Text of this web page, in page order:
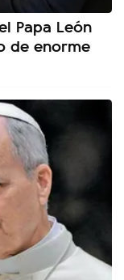
Papa León
de enorme